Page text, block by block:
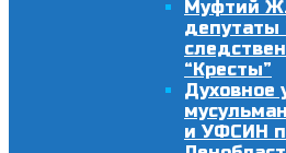
Муфтий
депутаты
“Кресты”
Духовное
и УФСИН